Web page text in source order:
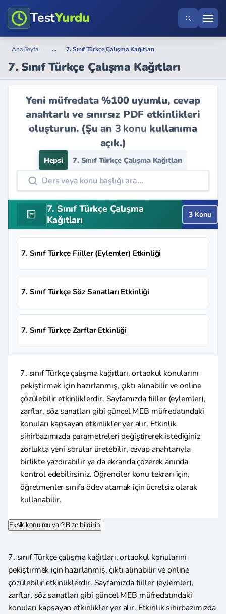
TestYurdu
Ana Sayfa › ... › 7. Sınıf Türkçe Çalışma Kağıtları
7. Sınıf Türkçe Çalışma Kağıtları
Yeni müfredata %100 uyumlu, cevap
anahtarlı ve sınırsız PDF etkinlikleri
oluşturun. (Şu an 3 konu kullanıma
açık.)
Hepsi 7. Sınıf Türkçe Çalışma Kağıtları
7. Sınıf Türkçe Çalışma
Kağıtları
3 Konu
7. Sınıf Türkçe Fiiller (Eylemler) Etkinliği
7. Sınıf Türkçe Söz Sanatları Etkinliği
7. Sınıf Türkçe Zarflar Etkinliği
7. sınıf Türkçe çalışma kağıtları, ortaokul konularını
pekiştirmek için hazırlanmış, çıktı alınabilir ve online
çözülebilir etkinliklerdir. Sayfamızda fiiller (eylemler),
zarflar, söz sanatları gibi güncel MEB müfredatındaki
konuları kapsayan etkinlikler yer alır. Etkinlik
sihirbazımızda parametreleri değiştirerek istediğiniz
zorlukta yeni sorular üretebilir, cevap anahtarıyla
birlikte yazdırabilir ya da ekranda çözerek anında
kontrol edebilirsiniz. Öğrenciler konu tekrarı için,
öğretmenler sınıfa ödev atamak için ücretsiz olarak
kullanabilir.
Eksik konu mu var? Bize bildirin
7. sınıf Türkçe çalışma kağıtları, ortaokul konularını
pekiştirmek için hazırlanmış, çıktı alınabilir ve online
çözülebilir etkinliklerdir. Sayfamızda fiiller (eylemler),
zarflar, söz sanatları gibi güncel MEB müfredatındaki
konuları kapsayan etkinlikler yer alır. Etkinlik sihirbazımızda